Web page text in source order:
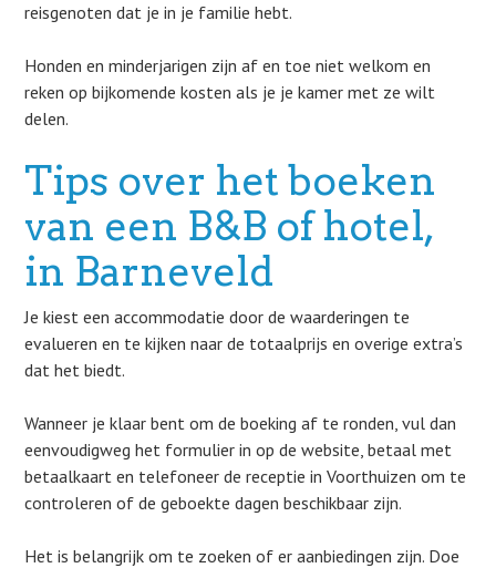
reisgenoten dat je in je familie hebt.
Honden en minderjarigen zijn af en toe niet welkom en
reken op bijkomende kosten als je je kamer met ze wilt
delen.
Tips over het boeken
van een B&B of hotel,
in Barneveld
Je kiest een accommodatie door de waarderingen te
evalueren en te kijken naar de totaalprijs en overige extra’s
dat het biedt.
Wanneer je klaar bent om de boeking af te ronden, vul dan
eenvoudigweg het formulier in op de website, betaal met
betaalkaart en telefoneer de receptie in Voorthuizen om te
controleren of de geboekte dagen beschikbaar zijn.
Het is belangrijk om te zoeken of er aanbiedingen zijn. Doe